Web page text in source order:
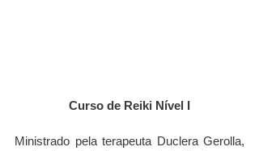
Curso de Reiki Nível I
Ministrado pela terapeuta Duclera Gerolla,